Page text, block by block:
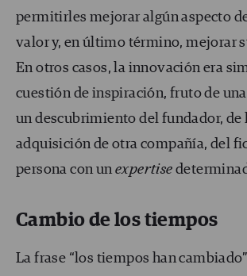
permitirles mejorar algún aspecto
valor y, en último término, mejorar
En otros casos, la innovación era
cuestión de inspiración, fruto de
un descubrimiento del fundador, de
adquisición de otra compañía, del
persona con unexpertise
Cambio de los tiempos
La frase “los tiempos han